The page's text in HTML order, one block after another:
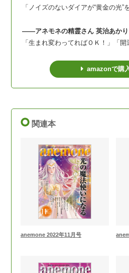
「ノイズのないダイアが“黄金の光”
――アネモネの精霊さん 英治あかり
「生まれ変わってればＯＫ！」「開
amazonで購
関連本
anemone 2022年11月号